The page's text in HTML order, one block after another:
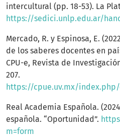
intercultural (pp. 18-53). La
https://sedici.unlp.edu.ar/
Mercado, R. y Espinosa, E.
de los saberes docentes en
CPU-e, Revista de
207.
https://cpue.uv.mx/
Real Academia Española.
española. “Oportunidad”.
m=form